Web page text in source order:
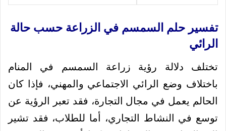
تفسير حلم السمسم في الزراعة حسب حالة
الرائي
تختلف دلالة رؤية زراعة السمسم في المنام
باختلاف وضع الرائي الاجتماعي والمهني، فإذا كان
الحالم يعمل في مجال التجارة، فقد تعبر الرؤية عن
توسع في النشاط التجاري، أما للطلاب، فقد تشير